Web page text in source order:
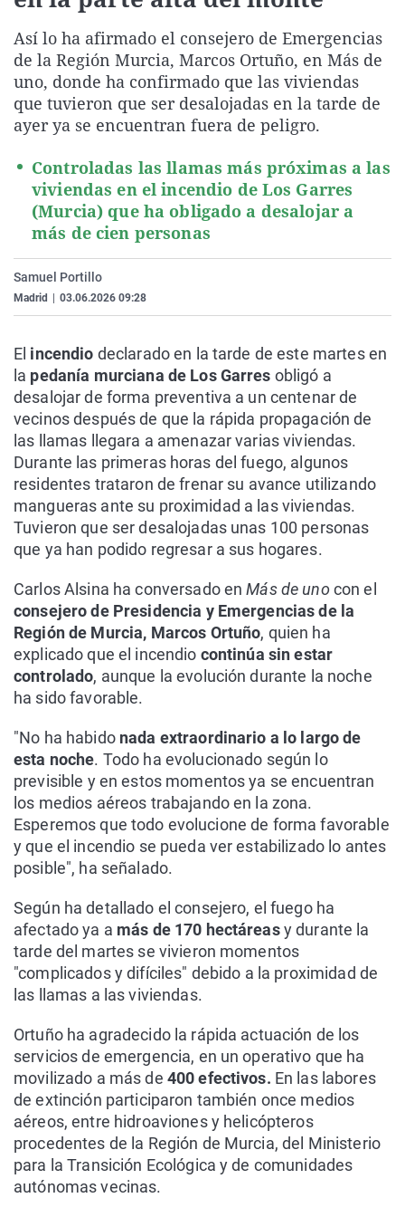
Gente viajera
Como el perro y el
Retornados
Equipo de
Operación Viuda
Galicia
La Rioja
Navarra
Televisión
Elecciones
Así lo ha afirmado el consejero de Emergencias
de la Región Murcia, Marcos Ortuño, en Más de
uno, donde ha confirmado que las viviendas
que tuvieron que ser desalojadas en la tarde de
ayer ya se encuentran fuera de peligro.
Controladas las llamas más próximas a las
viviendas en el incendio de Los Garres
(Murcia) que ha obligado a desalojar a
más de cien personas
Samuel Portillo
Madrid 03.06.2026 09:28
El incendio declarado en la tarde de este martes en
la pedanía murciana de Los Garres obligó a
desalojar de forma preventiva a un centenar de
vecinos después de que la rápida propagación de
las llamas llegara a amenazar varias viviendas.
Durante las primeras horas del fuego, algunos
residentes trataron de frenar su avance utilizando
mangueras ante su proximidad a las viviendas.
Tuvieron que ser desalojadas unas 100 personas
que ya han podido regresar a sus hogares.
Carlos Alsina ha conversado enMás de unocon el
consejero de Presidencia y Emergencias de la
Región de Murcia, Marcos Ortuño, quien ha
explicado que el incendio continúa sin estar
controlado, aunque la evolución durante la noche
ha sido favorable.
"No ha habidonada extraordinario a lo largo de
esta noche. Todo ha evolucionado según lo
previsible y en estos momentos ya se encuentran
los medios aéreos trabajando en la zona.
Esperemos que todo evolucione de forma favorable
y que el incendio se pueda ver estabilizado lo antes
posible", ha señalado.
Según ha detallado el consejero, el fuego ha
afectado ya a más de 170 hectáreasy durante la
tarde del martes se vivieron momentos
"complicados y difíciles" debido a la proximidad de
las llamas a las viviendas.
Ortuño ha agradecido la rápida actuación de los
servicios de emergencia, en un operativo que ha
movilizado a más de 400 efectivos. En las labores
de extinción participaron también once medios
aéreos, entre hidroaviones y helicópteros
procedentes de la Región de Murcia, del Ministerio
para la Transición Ecológica y de comunidades
autónomas vecinas.